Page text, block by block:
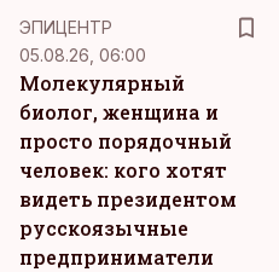
ЭПИЦЕНТР
05.08.26, 06:00
Молекулярный
биолог, женщина и
просто порядочный
человек: кого хотят
видеть президентом
русскоязычные
предприниматели